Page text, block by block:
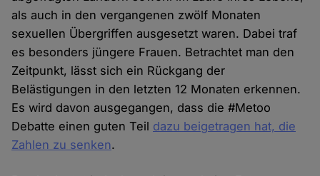
als auch in den vergangenen zwölf Monaten
sexuellen Übergriffen ausgesetzt waren. Dabei traf
es besonders jüngere Frauen. Betrachtet man den
Zeitpunkt, lässt sich ein Rückgang der
Belästigungen in den letzten 12 Monaten erkennen.
Es wird davon ausgegangen, dass die #Metoo
Debatte einen guten Teil dazu beigetragen hat, die
Zahlen zu senken.